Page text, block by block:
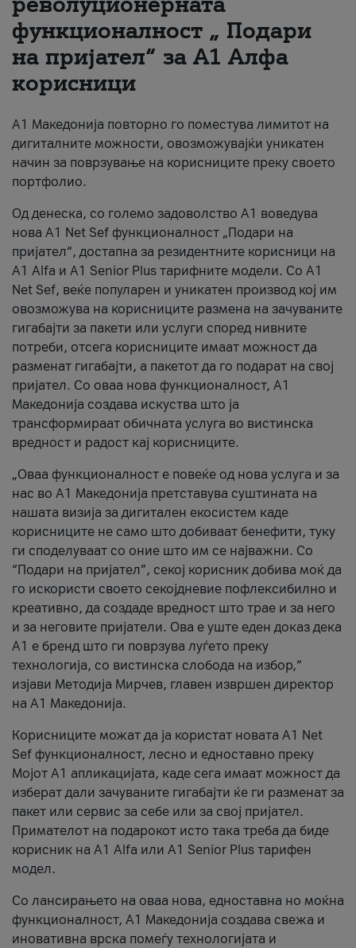
За нас
#ПодобарОнлајн
функционалност „ Подари
на пријател“ за А1 Алфа
корисници
А1 Македонија повторно го поместува лимитот на
дигиталните можности, овозможувајќи уникатен
начин за поврзување на корисниците преку своето
портфолио.
Од денеска, со големо задоволство А1 воведува
нова A1 Net Sef функционалност „Подари на
пријател“, достапна за резидентните корисници на
А1 Alfa и A1 Senior Plus тарифните модели. Со A1
Net Sef, веќе популарен и уникатен производ кој им
овозможува на корисниците размена на зачуваните
гигабајти за пакети или услуги според нивните
потреби, отсега корисниците имаат можност да
разменат гигабајти, а пакетот да го подарат на свој
пријател. Со оваа нова функционалност, А1
Македонија создава искуства што ја
трансформираат обичната услуга во вистинска
вредност и радост кај корисниците.
„Оваа функционалност е повеќе од нова услуга и за
нас во А1 Македонија претставува суштината на
нашата визија за дигитален екосистем каде
корисниците не само што добиваат бенефити, туку
ги споделуваат со оние што им се најважни. Со
“Подари на пријател”, секој корисник добива моќ да
го искористи своето секојдневие пофлексибилно и
креативно, да создаде вредност што трае и за него
и за неговите пријатели. Ова е уште еден доказ дека
А1 е бренд што ги поврзува луѓето преку
технологија, со вистинска слобода на избор,“
изјави Методија Мирчев, главен извршен директор
на А1 Македонија.
Корисниците можат да ја користат новата А1 Net
Sef функционалност, лесно и едноставно преку
Мојот А1 апликацијата, каде сега имаат можност да
изберат дали зачуваните гигабајти ќе ги разменат за
пакет или сервис за себе или за свој пријател.
Примателот на подарокот исто така треба да биде
корисник на А1 Alfa или A1 Senior Plus тарифен
модел.
Со лансирањето на оваа нова, едноставна но моќна
функционалност, А1 Македонија создава свежа и
иновативна врска помеѓу технологијата и